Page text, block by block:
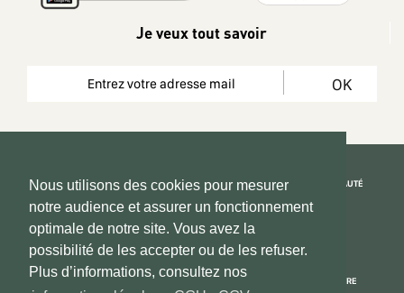
Nous utilisons des cookies pour mesurer
notre audience et assurer un fonctionnement
optimale de notre site. Vous avez la
possibilité de les accepter ou de les refuser.
Plus d’informations, consultez nos
Je veux tout savoir
OK
Copyright 2026 © www.hadeen-place.fr
Based on Kate&You MarketPlace’ solution
REJOIGNEZ LA COMMUNAUTÉ
ESPACE INFORMATIONS PAIEMENT SÉCURISÉ NOUS CONNAÎTRE